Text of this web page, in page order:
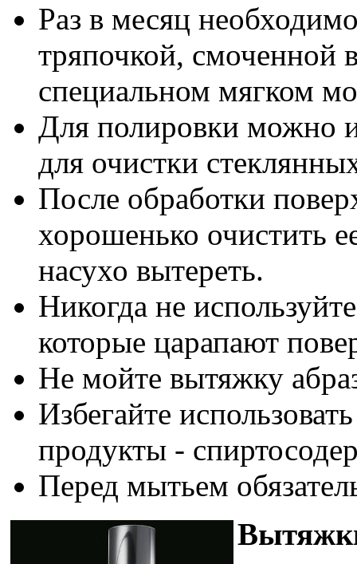
Раз в месяц
тряпочкой, смоченной
специальном мягком
Для полировки можно
для очистки
После обработки
хорошенько очистить
насухо вытереть.
Никогда не
которые царапают
Не мойте вытяжку
Избегайте
продукты -
Перед мытьем